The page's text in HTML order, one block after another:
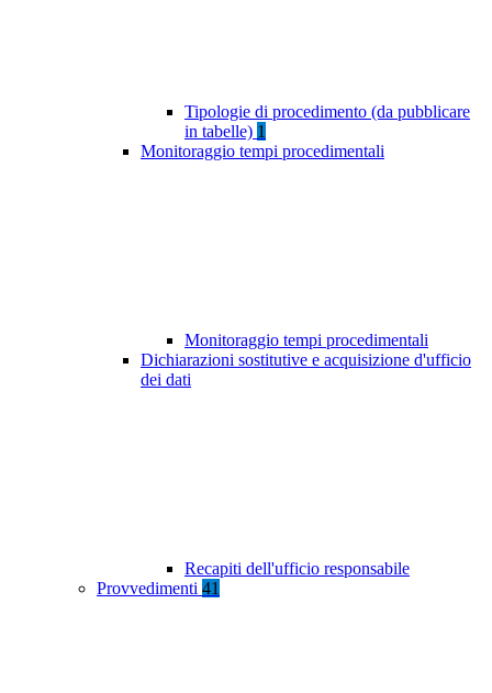
Tipologie di procedimento (da pubblicare
in tabelle) 1
Monitoraggio tempi procedimentali
Monitoraggio tempi procedimentali
Dichiarazioni sostitutive e acquisizione d'ufficio
dei dati
Recapiti dell'ufficio responsabile
Provvedimenti 41